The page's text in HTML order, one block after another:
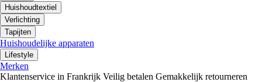
Huishoudtextiel
Verlichting
Tapijten
Huishoudelijke apparaten
Lifestyle
Merken
Klantenservice in Frankrijk Veilig betalen Gemakkelijk retourneren